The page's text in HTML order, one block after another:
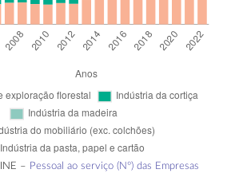
INE – Pessoal ao serviço (Nº) das Empresas